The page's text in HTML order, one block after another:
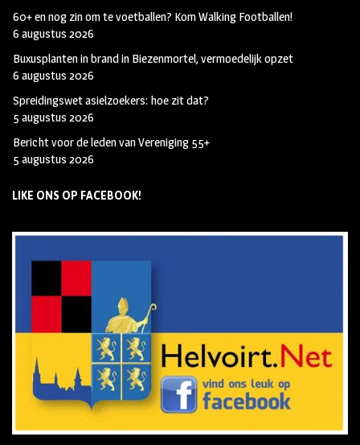
60+ en nog zin om te voetballen? Kom Walking Footballen!
6 augustus 2026
Buxusplanten in brand in Biezenmortel, vermoedelijk opzet
6 augustus 2026
Spreidingswet asielzoekers: hoe zit dat?
5 augustus 2026
Bericht voor de leden van Vereniging 55+
5 augustus 2026
LIKE ONS OP FACEBOOK!